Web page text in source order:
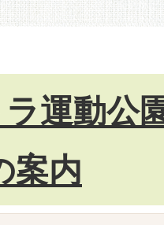
運動公
案内